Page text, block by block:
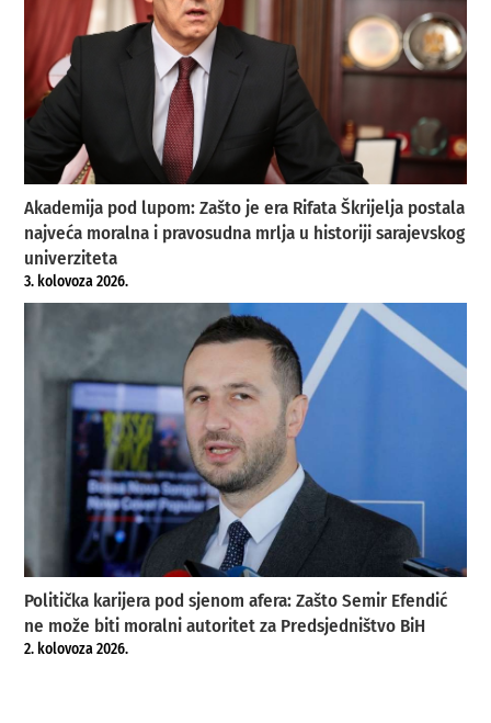
Akademija pod lupom: Zašto je era Rifata Škrijelja postala
najveća moralna i pravosudna mrlja u historiji sarajevskog
univerziteta
3. kolovoza 2026.
Politička karijera pod sjenom afera: Zašto Semir Efendić
ne može biti moralni autoritet za Predsjedništvo BiH
2. kolovoza 2026.